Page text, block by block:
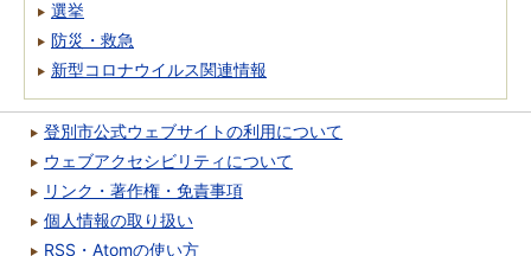
選挙
防災・救急
新型コロナウイルス関連情報
登別市公式ウェブサイトの利用について
ウェブアクセシビリティについて
リンク・著作権・免責事項
個人情報の取り扱い
RSS・Atomの使い方